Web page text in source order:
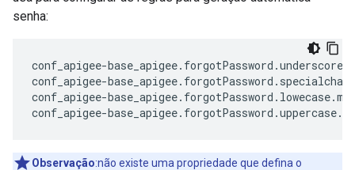
senha:
conf_apigee-
conf_apigee-
conf_apigee-
conf_apigee-
Observação:não existe uma propriedade que defina o